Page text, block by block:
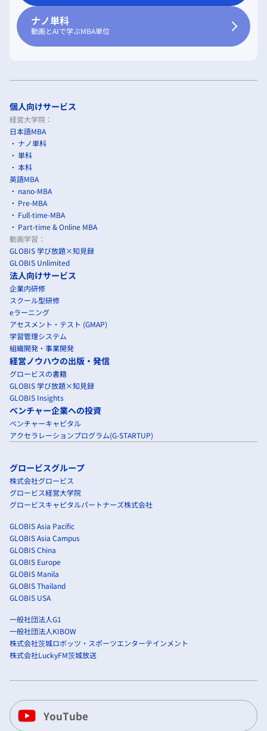
ナノ単科
動画とAIで学ぶMBA単位
個人向けサービス
経営大学院：
日本語MBA
ナノ単科
単科
本科
英語MBA
nano-MBA
Pre-MBA
Full-time-MBA
Part-time & Online MBA
動画学習：
GLOBIS 学び放題×知見録
GLOBIS Unlimited
法人向けサービス
企業内研修
スクール型研修
eラーニング
アセスメント・テスト (GMAP)
学習管理システム
組織開発・事業開発
経営ノウハウの出版・発信
グロービスの書籍
GLOBIS 学び放題×知見録
GLOBIS Insights
ベンチャー企業への投資
ベンチャーキャピタル
アクセラレーションプログラム(G-STARTUP)
グロービスグループ
株式会社グロービス
グロービス経営大学院
グロービスキャピタルパートナーズ株式会社
GLOBIS Asia Pacific
GLOBIS Asia Campus
GLOBIS China
GLOBIS Europe
GLOBIS Manila
GLOBIS Thailand
GLOBIS USA
一般社団法人G1
一般社団法人KIBOW
株式会社茨城ロボッツ・スポーツエンターテインメント
株式会社LuckyFM茨城放送
YouTube